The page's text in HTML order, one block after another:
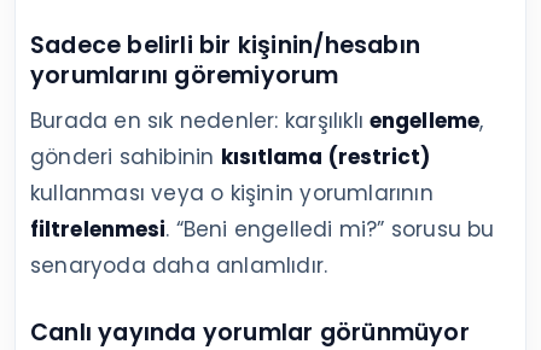
Sadece belirli bir kişinin/hesabın
yorumlarını göremiyorum
Burada en sık nedenler: karşılıklıengelleme,
gönderi sahibinin kısıtlama (restrict)
kullanması veya o kişinin yorumlarının
filtrelenmesi. “Beni engelledi mi?” sorusu bu
senaryoda daha anlamlıdır.
Canlı yayında yorumlar görünmüyor